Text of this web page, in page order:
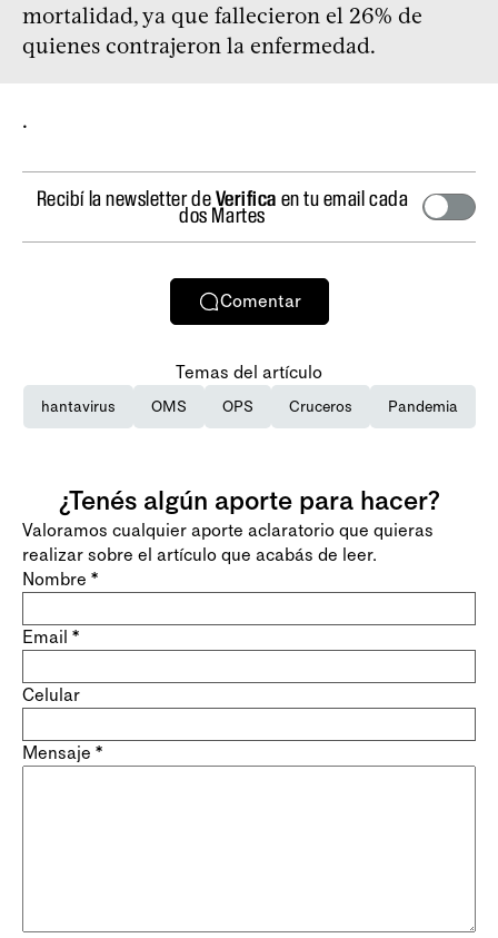
mortalidad, ya que fallecieron el 26% de
quienes contrajeron la enfermedad.
.
Recibí la newsletter deVerifica en tu email cada
dos Martes
Comentar
Temas del artículo
hantavirus OMS OPS Cruceros Pandemia
¿Tenés algún aporte para hacer?
Valoramos cualquier aporte aclaratorio que quieras
realizar sobre el artículo que acabás de leer.
Nombre *
Email *
Celular
Mensaje *